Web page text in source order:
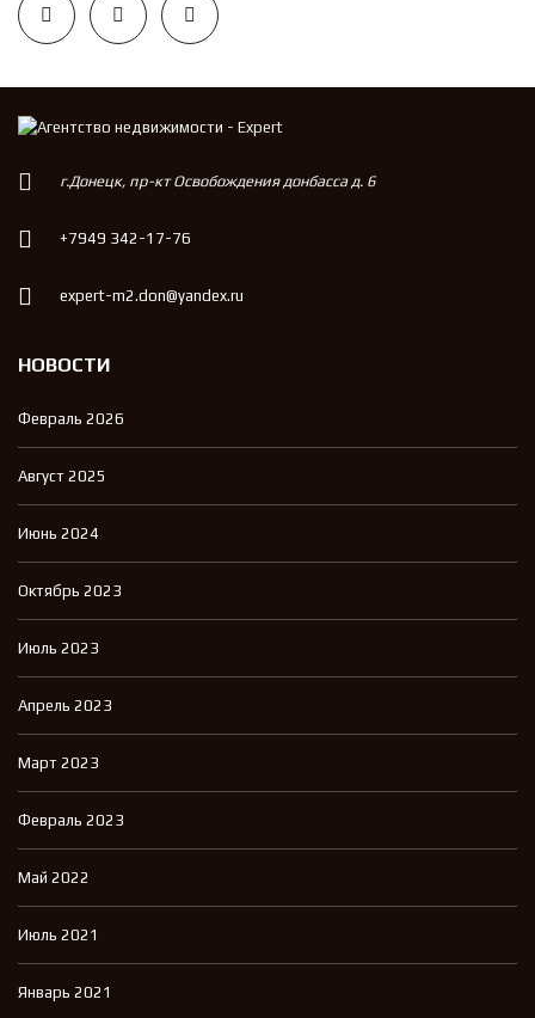
г.Донецк, пр-кт Освобождения донбасса д. 6
+7949 342-17-76
expert-m2.don@yandex.ru
НОВОСТИ
Февраль 2026
Август 2025
Июнь 2024
Октябрь 2023
Июль 2023
Апрель 2023
Март 2023
Февраль 2023
Май 2022
Июль 2021
Январь 2021